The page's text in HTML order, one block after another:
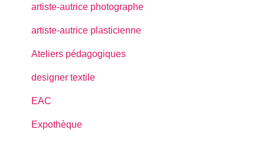
artiste-autrice photographe
artiste-autrice plasticienne
Ateliers pédagogiques
designer textile
EAC
Expothèque